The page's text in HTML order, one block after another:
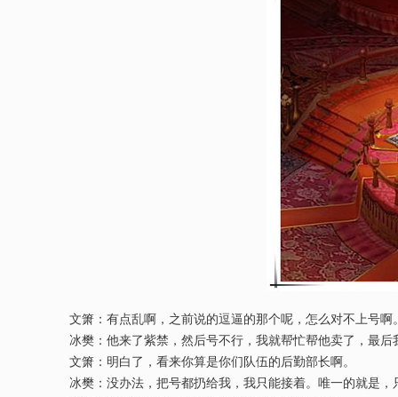
文箫：有点乱啊，之前说的逗逼的那个呢，怎么对不上号啊
冰樊：他来了紫禁，然后号不行，我就帮忙帮他卖了，最后
文箫：明白了，看来你算是你们队伍的后勤部长啊。
冰樊：没办法，把号都扔给我，我只能接着。唯一的就是，